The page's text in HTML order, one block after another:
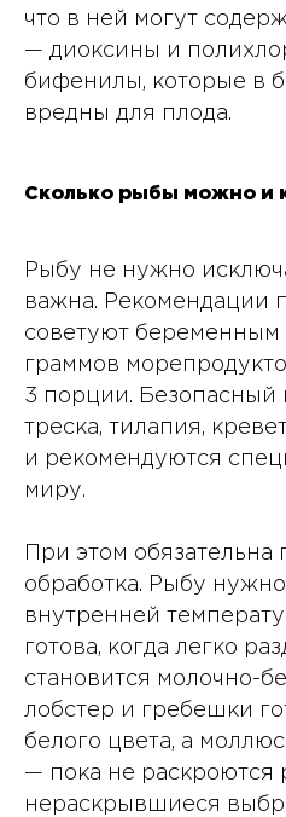
что в ней могут
— диоксины и
бифенилы, которые в
вредны для плода.
Сколько рыбы можно и
Рыбу не нужно
важна. Рекомендации
советуют беременным
граммов
3 порции. Безопасный
треска, тилапия,
и рекомендуются
миру.
При этом обязательна
обработка. Рыбу нужно
внутренней
готова, когда легко
становится молочно-
лобстер и гребешки
белого цвета, а
— пока не раскроются
нераскрывшиеся